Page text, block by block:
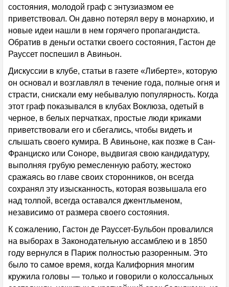
состояния, молодой граф с энтузиазмом ее
приветствовал. Он давно потерял веру в монархию, и
новые идеи нашли в нем горячего пропагандиста.
Обратив в деньги остатки своего состояния, Гастон де
Рауссет поспешил в Авиньон.
Дискуссии в клубе, статьи в газете «Либерте», которую
он основал и возглавлял в течение года, полные огня и
страсти, снискали ему небывалую популярность. Когда
этот граф показывался в клубах Воклюза, одетый в
черное, в белых перчатках, простые люди криками
приветствовали его и сбегались, чтобы видеть и
слышать своего кумира. В Авиньоне, как позже в Сан-
Франциско или Соноре, выдвигая свою кандидатуру,
выполняя грубую ремесленную работу, жестоко
сражаясь во главе своих сторонников, он всегда
сохранял эту изысканность, которая возвышала его
над толпой, всегда оставался джентльменом,
независимо от размера своего состояния.
К сожалению, Гастон де Рауссет-Бульбон провалился
на выборах в Законодательную ассамблею и в 1850
году вернулся в Париж полностью разоренным. Это
было то самое время, когда Калифорния многим
кружила головы — только и говорили о колоссальных